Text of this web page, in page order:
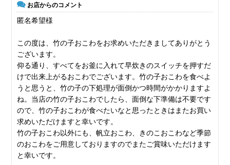
お店からのコメント
匿名希望様
この度は、竹の子おこわをお求めいただきましてありがとう
ございます。
仰る通り、すべてをお釜に入れて早炊きのスイッチを押すだ
けで出来上がるおこわでございます。竹の子おこわを食べよ
うと思うと、竹の子の下処理が面倒かつ時間がかかりますよ
ね。当店の竹の子おこわでしたら、面倒な下準備は不要です
ので、竹の子おこわが食べたいなと思ったときはまたお買い
求めいただけますと幸いです。
竹の子おこわ以外にも、帆立おこわ、きのこおこわなど季節
のおこわをご用意しておりますのでまたご賞味いただけます
と幸いです。